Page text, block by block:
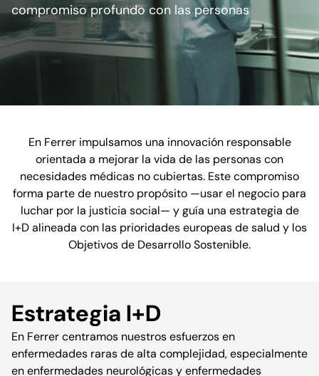
compromiso profundo con las personas
En Ferrer impulsamos una innovación responsable
orientada a mejorar la vida de las personas con
necesidades médicas no cubiertas. Este compromiso
forma parte de nuestro propósito —usar el negocio para
luchar por la justicia social— y guía una estrategia de
I+D alineada con las prioridades europeas de salud y los
Objetivos de Desarrollo Sostenible.
Estrategia I+D
En Ferrer centramos nuestros esfuerzos en
enfermedades raras de alta complejidad, especialmente
en enfermedades neurológicas y enfermedades